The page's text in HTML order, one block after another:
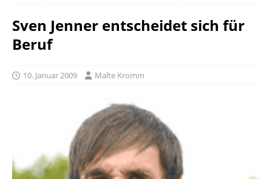
Sven Jenner entscheidet sich für
Beruf
10. Januar 2009 Malte Kromm